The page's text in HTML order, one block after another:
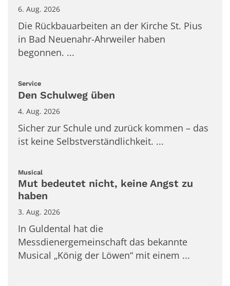
6. Aug. 2026
Die Rückbauarbeiten an der Kirche St. Pius
in Bad Neuenahr-Ahrweiler haben
begonnen. ...
Service:
Den Schulweg üben
4. Aug. 2026
Sicher zur Schule und zurück kommen – das
ist keine Selbstverständlichkeit. ...
Musical
Mut bedeutet nicht, keine Angst zu
haben
3. Aug. 2026
In Guldental hat die
Messdienergemeinschaft das bekannte
Musical „König der Löwen“ mit einem ...